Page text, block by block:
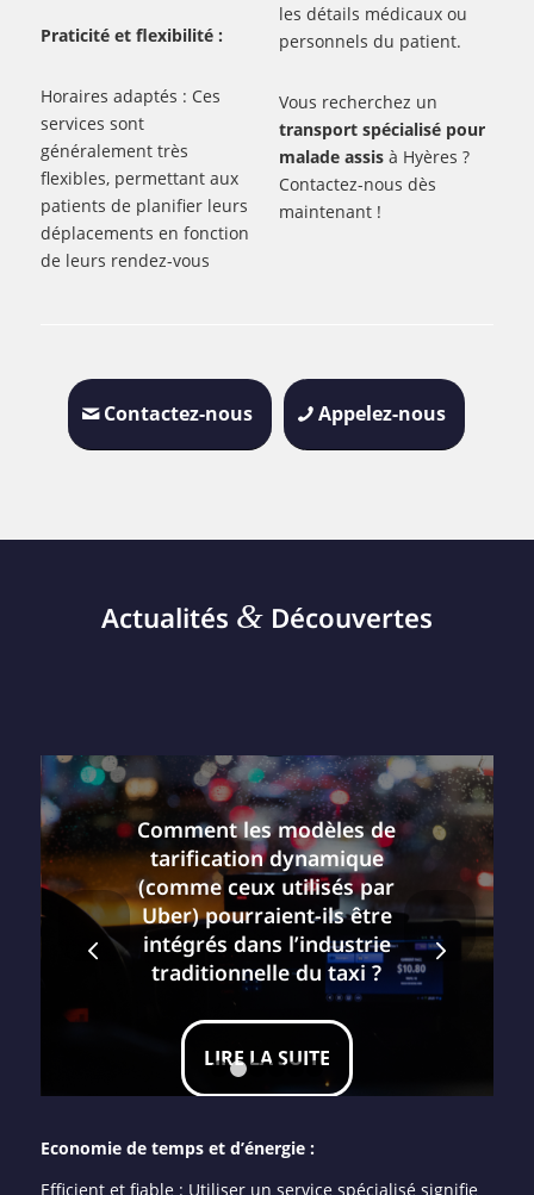
Praticité et flexibilité :
Horaires adaptés : Ces
services sont
généralement très
flexibles, permettant aux
patients de planifier leurs
déplacements en fonction
de leurs rendez-vous
les détails médicaux ou
personnels du patient.
Vous recherchez un
transport spécialisé pour
malade assisà Hyères ?
Contactez-nous dès
maintenant !
Contactez-nous Appelez-nous
Actualités &Découvertes
Comment les modèles de
tarification dynamique
(comme ceux utilisés par
Uber) pourraient-ils être
intégrés dans l’industrie
traditionnelle du taxi ?
LIRE LA SUITE
Suivant
1
Economie de temps et d’énergie :
Efficient et fiable : Utiliser un service spécialisé signifie